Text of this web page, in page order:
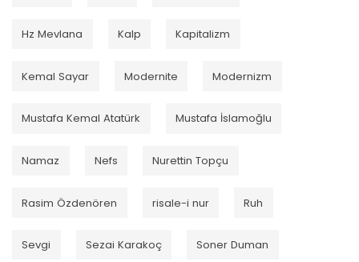
Hz Mevlana Kalp Kapitalizm
Kemal Sayar Modernite Modernizm
Mustafa Kemal Atatürk Mustafa İslamoğlu
Namaz Nefs Nurettin Topçu
Rasim Özdenören risale-i nur Ruh
Sevgi Sezai Karakoç Soner Duman